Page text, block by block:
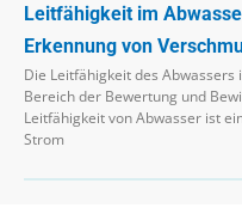
Leitfähigkeit im
Erkennung von
Die Leitfähigkeit des
Bereich der Bewertung und
Leitfähigkeit von Abwasser ist
Strom